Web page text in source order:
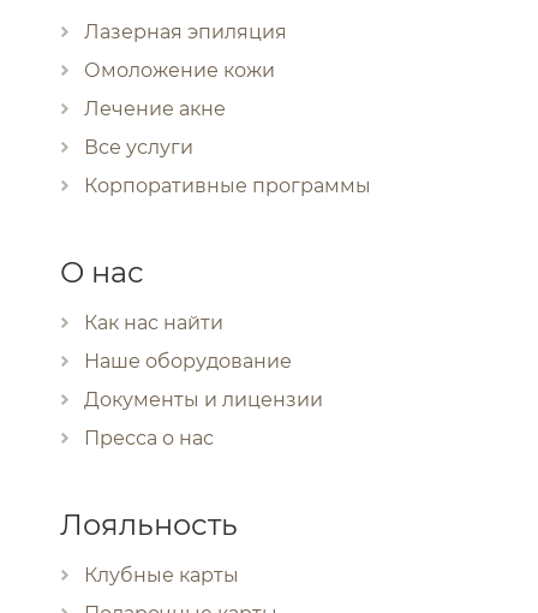
Лазерная эпиляция
Омоложение кожи
Лечение акне
Все услуги
Корпоративные программы
О нас
Как нас найти
Наше оборудование
Документы и лицензии
Пресса о нас
Лояльность
Клубные карты